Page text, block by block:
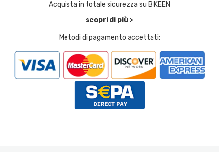
Acquista in totale sicurezza su BIKEEN
scopri di più >
Metodi di pagamento accettati: